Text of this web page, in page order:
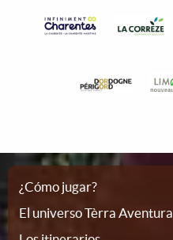
Plano
¿Cómo jugar?
El universo Tèrra Aventura